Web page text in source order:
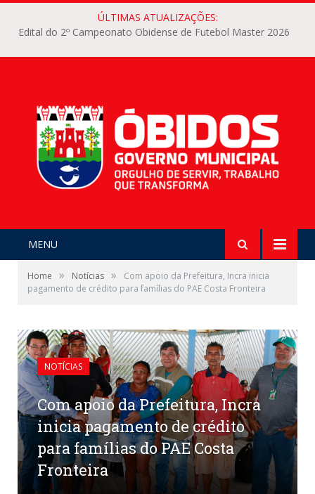
ÚLTIMAS ATUALIZAÇÕES:
Edital do 2º Campeonato Obidense de Futebol Master 2026
MENU
Home » Notícias »
Com apoio da Prefeitura, Incra inicia
pagamento de crédito para famílias do PAE Costa Fronteira
NOTÍCIAS
Com apoio da Prefeitura, Incra
inicia pagamento de crédito
para famílias do PAE Costa
Fronteira